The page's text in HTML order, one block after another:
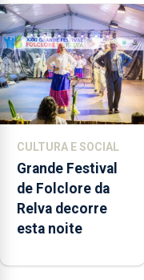
produzir uma
música”
CULTURA E SOCIAL
Grande Festival
de Folclore da
Relva decorre
esta noite